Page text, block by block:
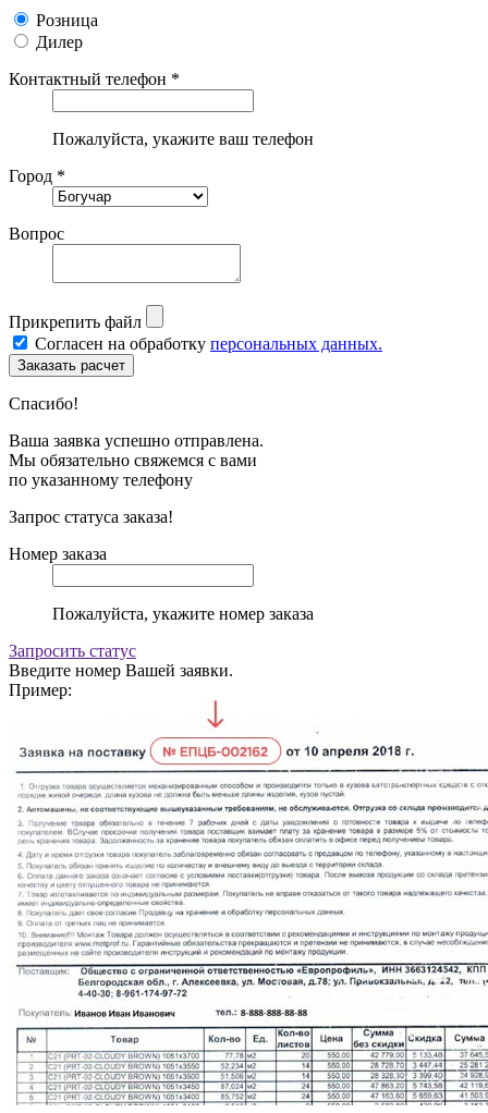
Розница
Дилер
Контактный телефон *
Пожалуйста, укажите ваш телефон
Город *
Вопрос
Прикрепить файл
Согласен на обработку персональных данных.
Спасибо!
Ваша заявка успешно отправлена.
Мы обязательно свяжемся с вами
по указанному телефону
Запрос статуса заказа!
Номер заказа
Пожалуйста, укажите номер заказа
Запросить статус
Введите номер Вашей заявки.
Пример: